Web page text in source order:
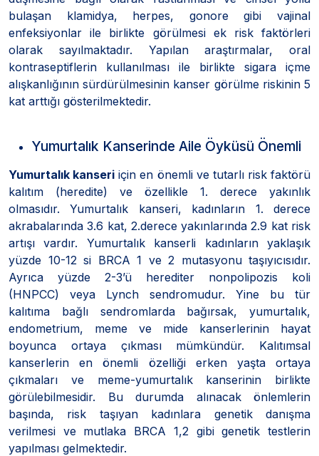
bulaşan klamidya, herpes, gonore gibi vajinal
enfeksiyonlar ile birlikte görülmesi ek risk faktörleri
olarak sayılmaktadır. Yapılan araştırmalar, oral
kontraseptiflerin kullanılması ile birlikte sigara içme
alışkanlığının sürdürülmesinin kanser görülme riskinin 5
kat arttığı gösterilmektedir.
Yumurtalık Kanserinde Aile Öyküsü Önemli
Yumurtalık kanseri için en önemli ve tutarlı risk faktörü
kalıtım (heredite) ve özellikle 1. derece yakınlık
olmasıdır. Yumurtalık kanseri, kadınların 1. derece
akrabalarında 3.6 kat, 2.derece yakınlarında 2.9 kat risk
artışı vardır. Yumurtalık kanserli kadınların yaklaşık
yüzde 10-12 si BRCA 1 ve 2 mutasyonu taşıyıcısıdır.
Ayrıca yüzde 2-3’ü herediter nonpolipozis koli
(HNPCC) veya Lynch sendromudur. Yine bu tür
kalıtıma bağlı sendromlarda bağırsak, yumurtalık,
endometrium, meme ve mide kanserlerinin hayat
boyunca ortaya çıkması mümkündür. Kalıtımsal
kanserlerin en önemli özelliği erken yaşta ortaya
çıkmaları ve meme-yumurtalık kanserinin birlikte
görülebilmesidir. Bu durumda alınacak önlemlerin
başında, risk taşıyan kadınlara genetik danışma
verilmesi ve mutlaka BRCA 1,2 gibi genetik testlerin
yapılması gelmektedir.